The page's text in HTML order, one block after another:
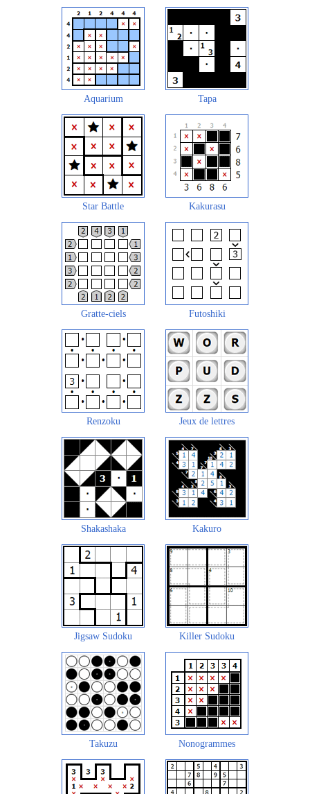
Aquarium Tapa
Star Battle Kakurasu
Gratte-ciels Futoshiki
Renzoku Jeux de lettres
Shakashaka Kakuro
Jigsaw Sudoku Killer Sudoku
Takuzu Nonogrammes